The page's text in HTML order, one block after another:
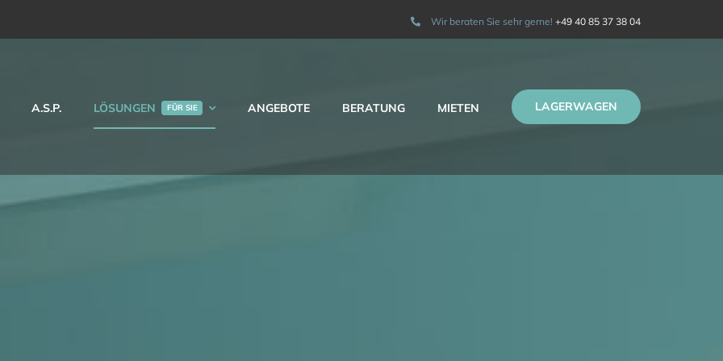
Wir beraten Sie sehr gerne! +49 40 85 37 38 04
A.S.P. LÖSUNGEN FÜR SIE ANGEBOTE BERATUNG MIETEN LAGERWAGEN